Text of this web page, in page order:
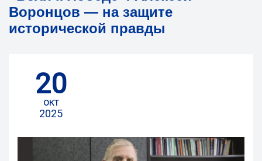
Воронцов — на защите
исторической правды
20
окт
2025